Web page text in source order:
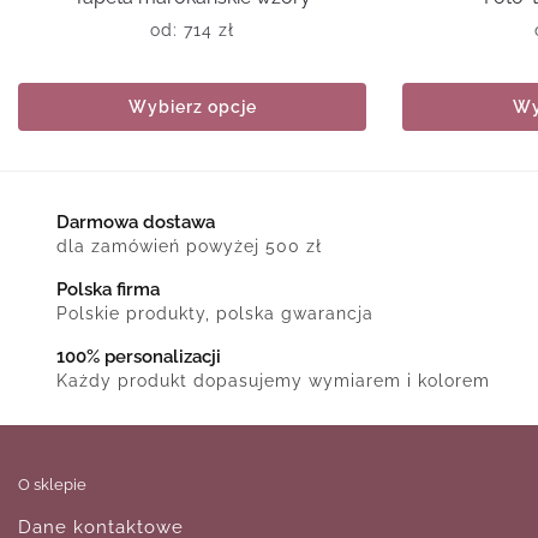
od: 714 zł
Wybierz opcje
Darmowa dostawa
dla zamówień powyżej 500 zł
Polska firma
Polskie produkty, polska gwarancja
100% personalizacji
Każdy produkt dopasujemy wymiarem i kolorem
O sklepie
Dane kontaktowe